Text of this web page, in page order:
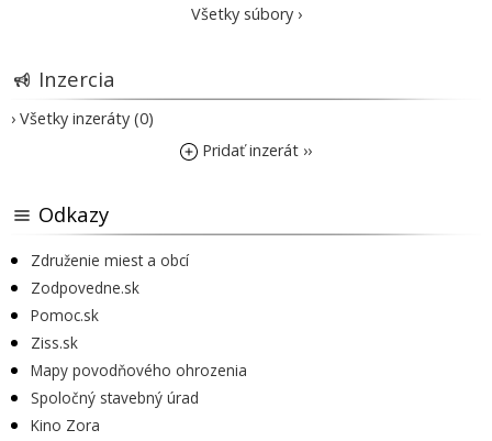
Všetky súbory ›
Inzercia
› Všetky inzeráty (0)
Pridať inzerát ››
Odkazy
Združenie miest a obcí
Zodpovedne.sk
Pomoc.sk
Ziss.sk
Mapy povodňového ohrozenia
Spoločný stavebný úrad
Kino Zora